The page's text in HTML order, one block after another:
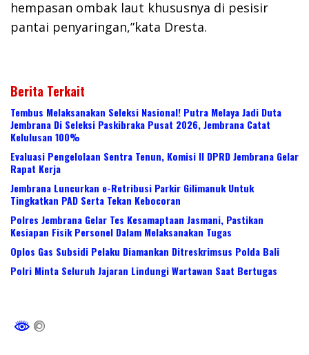
hempasan ombak laut khususnya di pesisir
pantai penyaringan,”kata Dresta.
Berita Terkait
Tembus Melaksanakan Seleksi Nasional! Putra Melaya Jadi Duta
Jembrana Di Seleksi Paskibraka Pusat 2026, Jembrana Catat
Kelulusan 100%
Evaluasi Pengelolaan Sentra Tenun, Komisi II DPRD Jembrana Gelar
Rapat Kerja
Jembrana Luncurkan e-Retribusi Parkir Gilimanuk Untuk
Tingkatkan PAD Serta Tekan Kebocoran
Polres Jembrana Gelar Tes Kesamaptaan Jasmani, Pastikan
Kesiapan Fisik Personel Dalam Melaksanakan Tugas
Oplos Gas Subsidi Pelaku Diamankan Ditreskrimsus Polda Bali
Polri Minta Seluruh Jajaran Lindungi Wartawan Saat Bertugas